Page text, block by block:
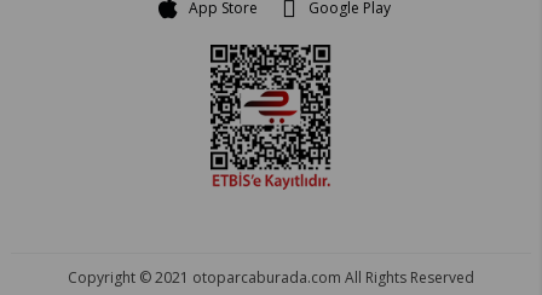
App Store Google Play
Copyright © 2021 otoparcaburada.com All Rights Reserved